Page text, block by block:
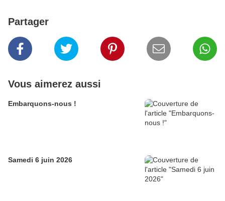
Partager
Vous aimerez aussi
Embarquons-nous !
Samedi 6 juin 2026